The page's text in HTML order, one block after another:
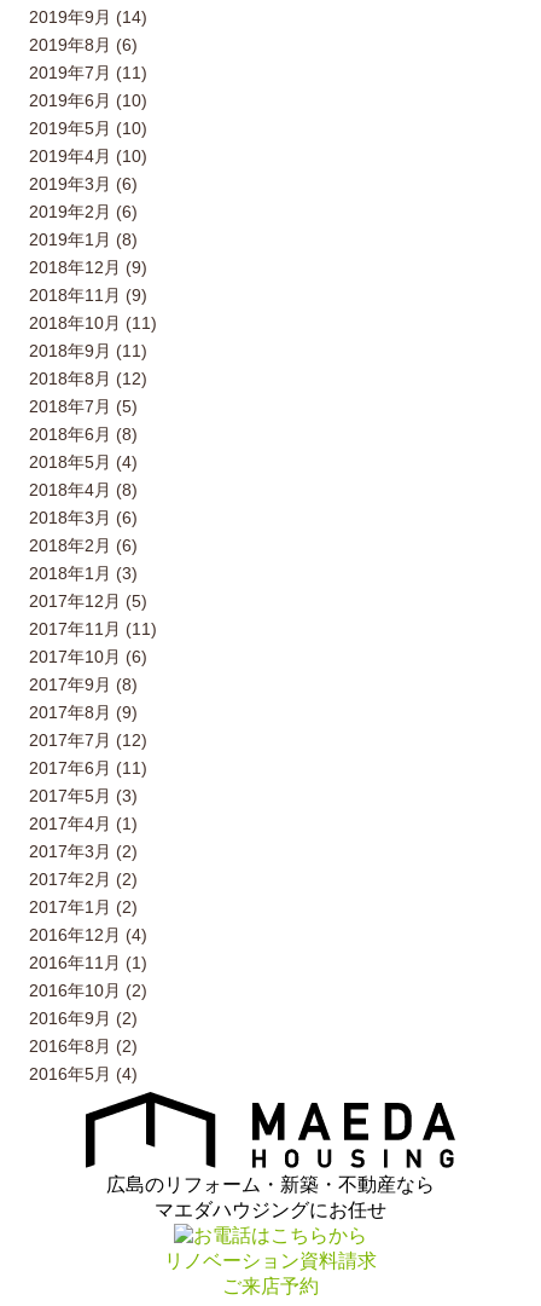
2019年9月 (14)
2019年8月 (6)
2019年7月 (11)
2019年6月 (10)
2019年5月 (10)
2019年4月 (10)
2019年3月 (6)
2019年2月 (6)
2019年1月 (8)
2018年12月 (9)
2018年11月 (9)
2018年10月 (11)
2018年9月 (11)
2018年8月 (12)
2018年7月 (5)
2018年6月 (8)
2018年5月 (4)
2018年4月 (8)
2018年3月 (6)
2018年2月 (6)
2018年1月 (3)
2017年12月 (5)
2017年11月 (11)
2017年10月 (6)
2017年9月 (8)
2017年8月 (9)
2017年7月 (12)
2017年6月 (11)
2017年5月 (3)
2017年4月 (1)
2017年3月 (2)
2017年2月 (2)
2017年1月 (2)
2016年12月 (4)
2016年11月 (1)
2016年10月 (2)
2016年9月 (2)
2016年8月 (2)
2016年5月 (4)
広島のリフォーム・新築・不動産なら
マエダハウジングにお任せ
リノベーション資料請求
ご来店予約